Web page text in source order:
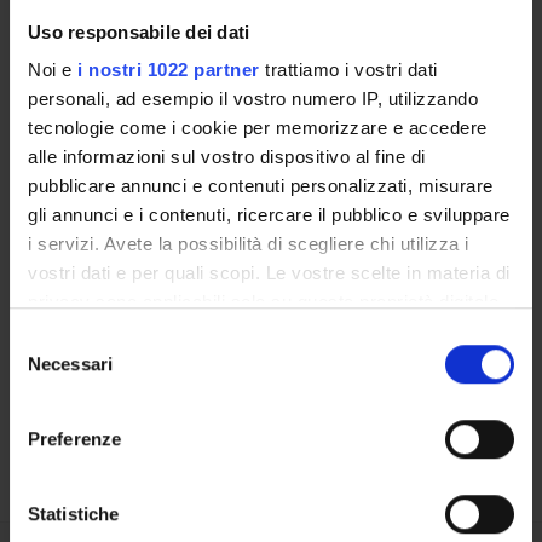
Uso responsabile dei dati
Noi e i nostri 1022 partner trattiamo i vostri dati
personali, ad esempio il vostro numero IP, utilizzando
tecnologie come i cookie per memorizzare e accedere
alle informazioni sul vostro dispositivo al fine di
pubblicare annunci e contenuti personalizzati, misurare
gli annunci e i contenuti, ricercare il pubblico e sviluppare
i servizi. Avete la possibilità di scegliere chi utilizza i
vostri dati e per quali scopi. Le vostre scelte in materia di
modificare o revocare il proprio consenso in qualsiasi
momento dalla Dichiarazione sui cookie o facendo clic
raccogliere informazioni sulla tua posizione
delNecessari
Preferenze
Statistiche
RESEARCH CENTRES
LIBRARIES
SPIN OFF AND COMPANIES
Contacts
People